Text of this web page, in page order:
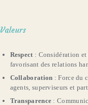
Valeurs
Respect: Considération et
favorisant des relations
Collaboration : Force du
agents, superviseurs et
Transparence :